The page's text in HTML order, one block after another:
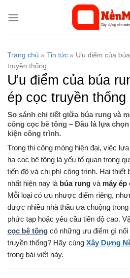
qua
Trang chủ » Tin tức » Ưu điểm của
truyền thống
Ưu điểm của búa
ép cọc truyền thống
So sánh chi tiết giữa búa rung và
công cọc bê tông – Đâu là lựa
kiện công trình.
Trong thi công móng hiện đại, việc
hạ cọc bê tông là yếu tố quan trọng
tiến độ và chi phí công trình. Hai
nhất hiện nay là búa rung và máy
Mỗi loại có ưu nhược điểm riêng,
được nhiều nhà thầu ưa chuộng
phức tạp hoặc yêu cầu tiến độ cao.
cọc bê tông có những ưu điểm gì
truyền thống? Hãy cùng Xây Dựng
trong bài viết này.